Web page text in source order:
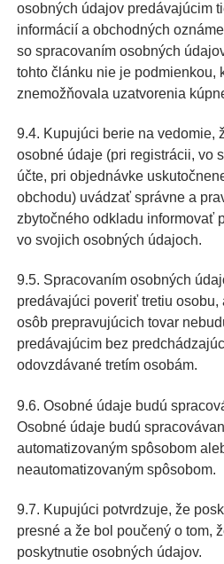
osobných údajov predávajúcim
informácií a obchodných
so spracovaním osobných
tohto článku nie je podmienkou,
znemožňovala uzatvorenia
9.4. Kupujúci berie na vedomie,
osobné údaje (pri registrácii, vo
účte, pri objednávke
obchodu) uvádzať správne a
zbytočného odkladu informovať
vo svojich osobných údajoch.
9.5. Spracovaním osobných
predávajúci poveriť tretiu
osôb prepravujúcich tovar
predávajúcim bez
odovzdávané tretím osobám.
9.6. Osobné údaje budú
Osobné údaje budú
automatizovaným spôsobom
neautomatizovaným spôsobom.
9.7. Kupujúci potvrdzuje, že
presné a že bol poučený o tom,
poskytnutie osobných údajov.